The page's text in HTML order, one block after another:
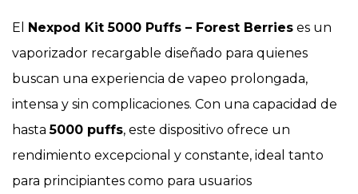
El Nexpod Kit 5000 Puffs – Forest Berries es un
vaporizador recargable diseñado para quienes
buscan una experiencia de vapeo prolongada,
intensa y sin complicaciones. Con una capacidad de
hasta5000 puffs, este dispositivo ofrece un
rendimiento excepcional y constante, ideal tanto
para principiantes como para usuarios